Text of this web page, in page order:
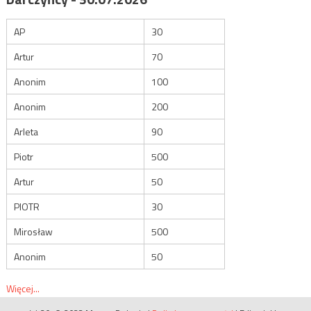
AP
30
Artur
70
Anonim
100
Anonim
200
Arleta
90
Piotr
500
Artur
50
PIOTR
30
Mirosław
500
Anonim
50
Więcej...